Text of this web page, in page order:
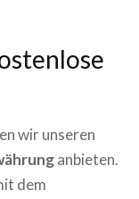
wir unseren
anbieten.
dem